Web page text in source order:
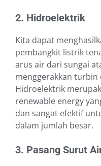
2. Hidroelektrik
Kita dapat
pembangkit listrik
arus air dari sungai
menggerakkan turbin
Hidroelektrik
renewable energy
dan sangat efektif
dalam jumlah besar.
3. Pasang Surut